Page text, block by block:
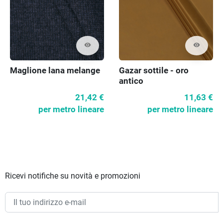
visibility
Maglione lana melange
21,42 €
per metro lineare
visibility
Gazar sottile - oro
antico
11,63 €
per metro lineare
Ricevi notifiche su novità e promozioni